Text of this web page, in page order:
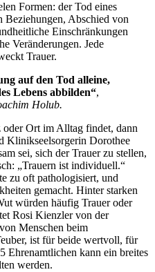
Formen: der Tod eines
Beziehungen, Abschied von
Einschränkungen
Veränderungen. Jede
Trauer.
auf den Tod alleine,
Lebens abbilden“,
Holub.
oder Ort im Alltag findet, dann
Klinikseelsorgerin Dorothee
sei, sich der Trauer zu stellen,
„Trauern ist individuell.“
zu oft pathologisiert, und
gemacht. Hinter starken
würden häufig Trauer oder
Rosi Kienzler von der
Menschen beim
ist für beide wertvoll, für
Ehrenamtlichen kann ein breites
werden.